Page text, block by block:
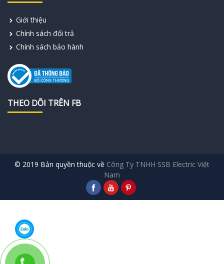
Giới thiệu
Chính sách đổi trả
Chính sách bảo hành
THEO DÕI TRÊN FB
© 2019 Bản quyền thuộc về Công Ty TNHH SSB Electric Việt
Nam